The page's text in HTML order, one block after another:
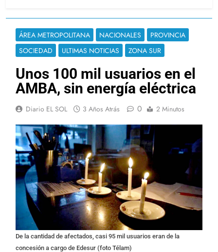
ÁREA METROPOLITANA NACIONALES
PROVINCIA
SOCIEDAD
ULTIMAS NOTICIAS ZONA SUR
Unos 100 mil usuarios en el
AMBA, sin energía eléctrica
Diario EL SOL 3 Años Atrás 0 2 Minutos
De la cantidad de afectados, casi 95 mil usuarios eran de la
concesión a cargo de Edesur (foto Télam)